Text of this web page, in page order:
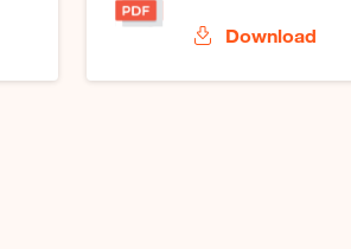
Download